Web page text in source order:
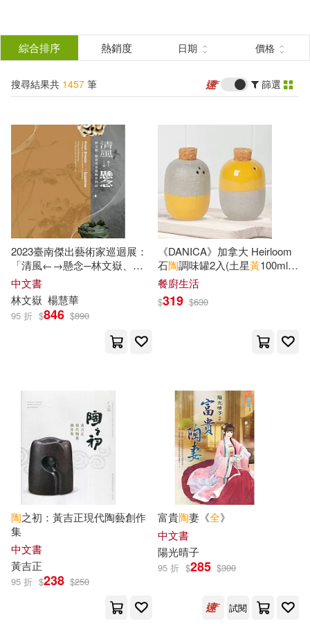
結
分類 (單選)
所有商品(1457) 圖書(673)
影音(42)
美妝(14) 服飾(5)
家居生活(36) 美食(11)
3C(3) 家電(34)
保健(7) 設計文具(13)
休閒生活(9)
餐廚生活(438)
鞋包配件(8) 寵物生活(11)
電子書閱讀器(15)
電子書(122) 有聲書(4)
作者 (可複選)
柏楊(64) 陶紅亮(20)
葉聖陶(19) 蕭瓊瑞(16)
潘家錚(14)
陶堅（主編）(10)
陶樂蒂(9)
楊紅櫻(8)
新北市立鶯歌陶瓷博物館(6)
查爾斯．狄更斯(6) 楊牧(6)
陶力(6)
展開
出版社
遠流(70)
新北市立鶯歌陶瓷博物館(27)
人民文學出版社(19)
化學工業出版社(15)
配送方式 (可複選)
綜合排序 熱銷度 日期 價格
搜尋結果共 1457 筆 篩選
2023臺南傑出藝術家巡迴展：
「清風←→懸念─林文嶽、楊
慧華水墨
中文書
林文嶽 楊慧華
95 折 $846 $890
《DANICA》加拿大 Heirloom
石陶調味罐2入(土星黃100ml) |
調味瓶
餐廚生活
$319 $630
陶之初：黃吉正現代陶藝創作
集
中文書
黃吉正
95 折 $238 $250
富貴陶妻《全》
中文書
陽光晴子
95 折 $285 $300
試閱